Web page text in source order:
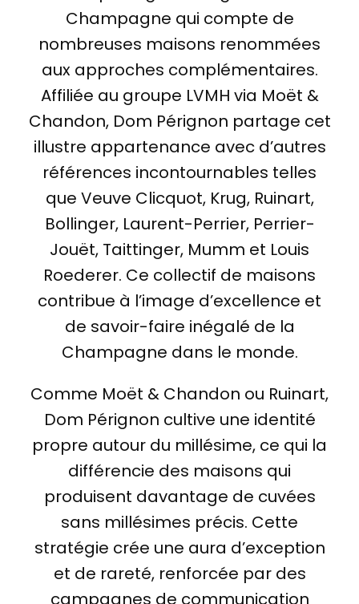
Champagne qui compte de
nombreuses maisons renommées
aux approches complémentaires.
Affiliée au groupe LVMH via Moët &
Chandon, Dom Pérignon partage cet
illustre appartenance avec d’autres
références incontournables telles
que Veuve Clicquot, Krug, Ruinart,
Bollinger, Laurent-Perrier, Perrier-
Jouët, Taittinger, Mumm et Louis
Roederer. Ce collectif de maisons
contribue à l’image d’excellence et
de savoir-faire inégalé de la
Champagne dans le monde.
Comme Moët & Chandon ou Ruinart,
Dom Pérignon cultive une identité
propre autour du millésime, ce qui la
différencie des maisons qui
produisent davantage de cuvées
sans millésimes précis. Cette
stratégie crée une aura d’exception
et de rareté, renforcée par des
campagnes de communication